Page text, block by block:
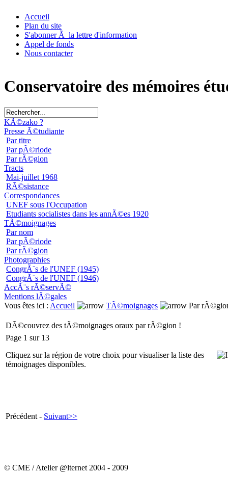
Accueil
Plan du site
S'abonner Ã la lettre d'information
Appel de fonds
Nous contacter
Conservatoire des mémoires
KÃ©zako ?
Presse Ã©tudiante
Par titre
Par pÃ©riode
Par rÃ©gion
Tracts
Mai-juillet 1968
RÃ©sistance
Correspondances
UNEF sous l'Occupation
Etudiants socialistes dans les annÃ©es 1920
TÃ©moignages
Par nom
Par pÃ©riode
Par rÃ©gion
Photographies
CongrÃ¨s de l'UNEF (1945)
CongrÃ¨s de l'UNEF (1946)
AccÃ¨s rÃ©servÃ©
Mentions lÃ©gales
Vous êtes ici : Accueil TÃ©moignages Par
DÃ©couvrez des tÃ©moignages oraux par rÃ©gion !
Page 1 sur 13
Cliquez sur la région de votre choix pour visualiser la liste des
témoignages disponibles.
Précédent - Suivant>>
© CME / Atelier @lternet 2004 - 2009